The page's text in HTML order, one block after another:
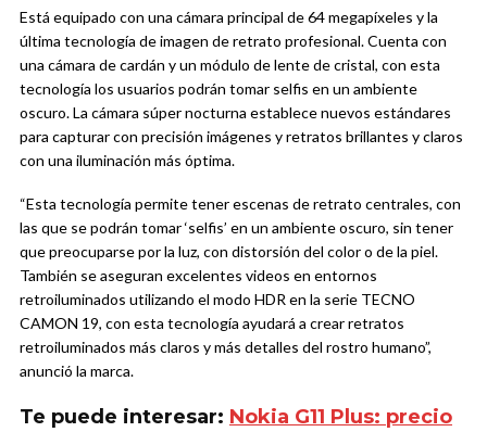
Está equipado con una cámara principal de 64 megapíxeles y la
última tecnología de imagen de retrato profesional. Cuenta con
una cámara de cardán y un módulo de lente de cristal, con esta
tecnología los usuarios podrán tomar selfis en un ambiente
oscuro. La cámara súper nocturna establece nuevos estándares
para capturar con precisión imágenes y retratos brillantes y claros
con una iluminación más óptima.
“Esta tecnología permite tener escenas de retrato centrales, con
las que se podrán tomar ‘selfis’ en un ambiente oscuro, sin tener
que preocuparse por la luz, con distorsión del color o de la piel.
También se aseguran excelentes videos en entornos
retroiluminados utilizando el modo HDR en la serie TECNO
CAMON 19, con esta tecnología ayudará a crear retratos
retroiluminados más claros y más detalles del rostro humano”,
anunció la marca.
Te puede interesar: Nokia G11 Plus: precio